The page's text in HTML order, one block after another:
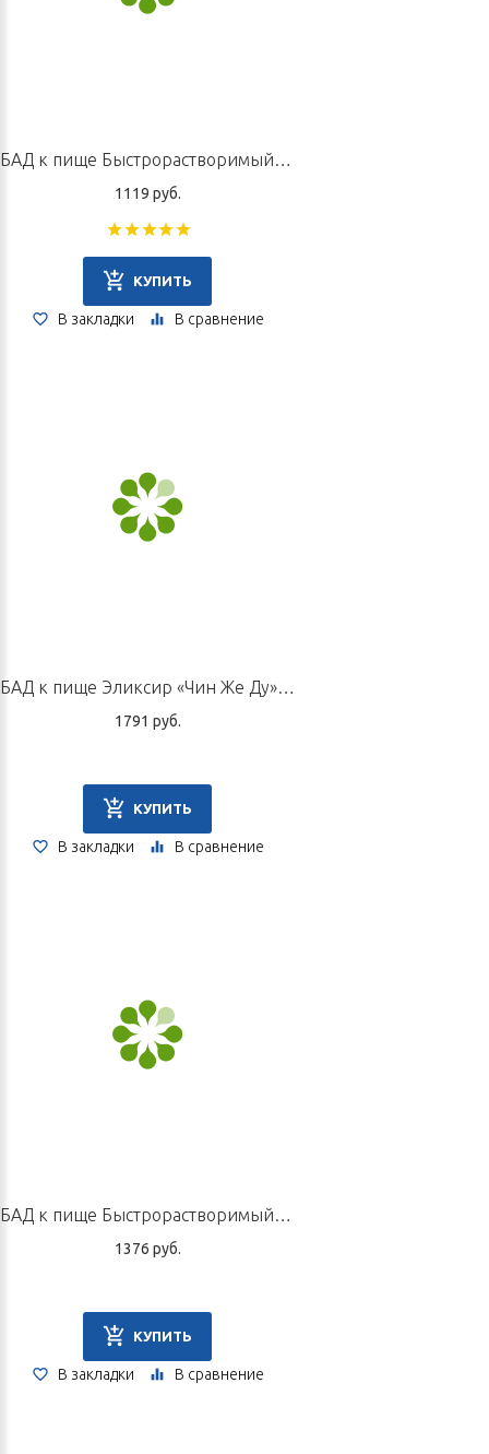
Информация для специалистов в области
Убирают меланхолию, вызванную застоем ци печени,
успокаивают ци и убирают застой в печени, наполняют кровью
печень, двигают ци, укрепляют селезенку при синдроме
подавления селезенки со стороны печени на фоне застоя ци
Корень дудника китайского, плоды гардении жасминовидной,
трава мяты перечной, корень володушки китайской,
Взрослым по 1 колпачку пилюль (6–9 г) 1 раз в день во время
еды. Продолжительность приема — до 1 месяца.
Форма выпуска
Перед применением рекомендуем проконсультироваться со
Производитель
Харбинский третий фармзавод по выпуску китайских
тонизирующих продуктов, Китай, г. Харбин, район Даоли, ул.
БАД к пище Быстрорастворимый экстракт «Сы Ни Сань», 10 пакетов по 5 г
1119 руб.
КУПИТЬ
В закладки В сравнение
БАД к пище Эликсир «Чин Же Ду», 10 флаконов по 10 мл
1791 руб.
КУПИТЬ
В закладки В сравнение
БАД к пище Быстрорастворимый экстракт «Цзи Тун Сяо Кэли», 10 пакетов по 5 г
1376 руб.
КУПИТЬ
В закладки В сравнение